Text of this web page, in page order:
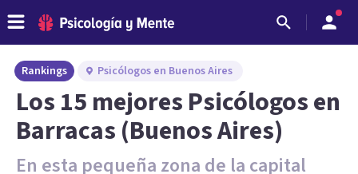
Rankings Psicólogos en Buenos Aires
Los 15 mejores Psicólogos en
Barracas (Buenos Aires)
En esta pequeña zona de la capital